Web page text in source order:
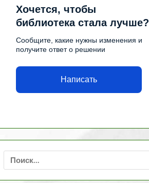
Хочется, чтобы
библиотека стала лучше?
Сообщите, какие нужны изменения и
получите ответ о решении
Написать
Найти: